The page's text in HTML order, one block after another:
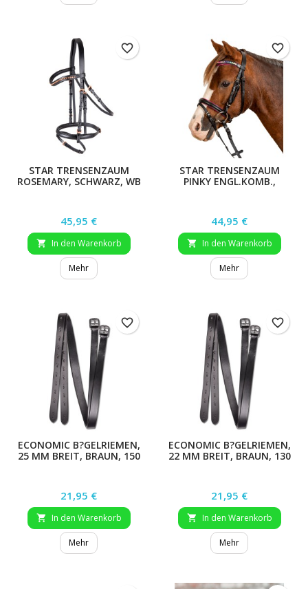
STAR TRENSENZAUM
ROSEMARY, SCHWARZ, WB
Preis
45,95 €
 In den Warenkorb
Mehr
favorite_border
STAR TRENSENZAUM
PINKY ENGL.KOMB.,
Preis
44,95 €
 In den Warenkorb
Mehr
favorite_border
ECONOMIC B?GELRIEMEN,
25 MM BREIT, BRAUN, 150
Preis
21,95 €
 In den Warenkorb
Mehr
favorite_border
ECONOMIC B?GELRIEMEN,
22 MM BREIT, BRAUN, 130
Preis
21,95 €
 In den Warenkorb
Mehr
favorite_border